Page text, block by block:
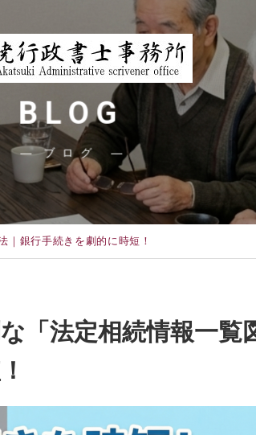
BLOG
ブログ
｜銀行手続きを劇的に時短！
「法定相続情報一覧